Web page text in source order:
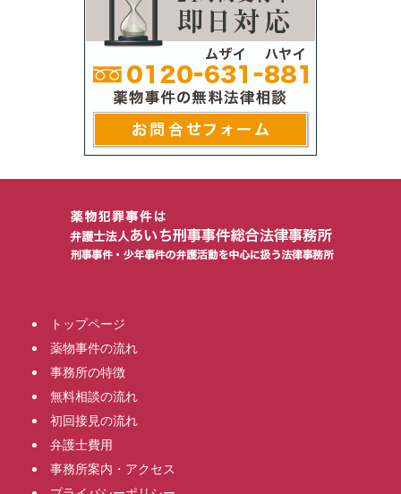
トップページ
薬物事件の流れ
事務所の特徴
無料相談の流れ
初回接見の流れ
弁護士費用
事務所案内・アクセス